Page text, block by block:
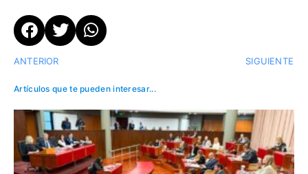
ANTERIOR SIGUIENTE
Artículos que te pueden interesar...